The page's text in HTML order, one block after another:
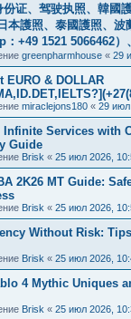
证、驾驶执照、韓國
本護照、泰國護照、波
+49 1521 5066462）
greenpharmhouse « 29
EURO & DOLLAR
miraclejons180 « 29 июл
Infinite Services with
Guide
Brisk « 25 июл 2026,
2K26 MT Guide:
Brisk « 25 июл 2026,
Without Risk:
Brisk « 25 июл 2026,
4 Mythic Uniques
Brisk « 25 июл 2026,